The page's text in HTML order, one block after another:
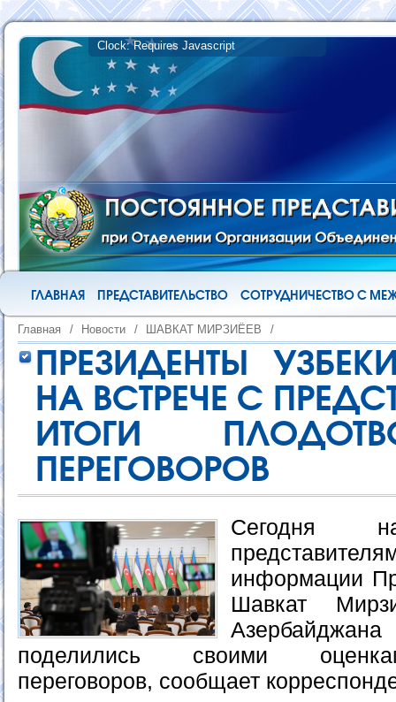
ГЛАВНАЯ ПРЕДСТАВИТЕЛЬСТВО СОТРУДНИЧЕСТВО С
Главная / Новости / ШАВКАТ МИРЗИЁЕВ /
ПРЕЗИДЕНТЫ
НА ВСТРЕЧЕ С
ИТОГИ
ПЕРЕГОВОРОВ
Сегодня
информации
Шавкат
поделились своими
переговоров, сообщает